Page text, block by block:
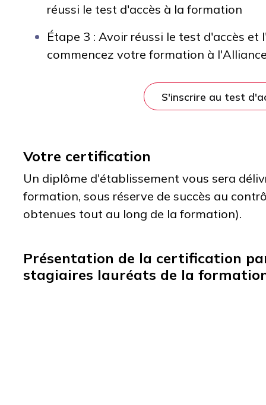
réussi le test d'accès à la formation
Étape 3 : Avoir réussi le test d'accès et
commencez votre formation à
S'inscrire au test
Votre certification
Un diplôme d'établissement vous sera
formation, sous réserve de succès au
obtenues tout au long de la formation).
Présentation de la certification
stagiaires lauréats de la